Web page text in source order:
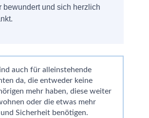
bewundert und sich herzlich
auch für alleinstehende
da, die entweder keine
mehr haben, diese weiter
oder die etwas mehr
und Sicherheit benötigen.